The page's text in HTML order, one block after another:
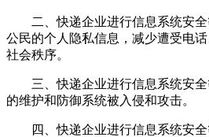
二、快递企业进行信息系统安
公民的个人隐私信息，减少遭受电
社会秩序。
三、快递企业进行信息系统安
的维护和防御系统被入侵和攻击。
四、快递企业进行信息系统安